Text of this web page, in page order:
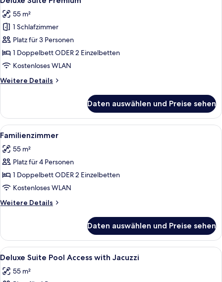
Fotos
für
Deluxe
Suite
Premium
anzeigen
55 m²
1 Schlafzimmer
Platz für 3 Personen
1 Doppelbett ODER 2 Einzelbetten
Kostenloses WLAN
Weitere Details
Weitere
Suite
Premium
Daten auswählen und Preise sehen
Alle
Fotos
für
Familienzimmer
anzeigen
Ein modernes Hotelzimmer mit
8
Familienzimmer
55 m²
Platz für 4 Personen
1 Doppelbett ODER 2 Einzelbetten
Kostenloses WLAN
Weitere Details
Weitere
Daten auswählen und Preise sehen
Alle
Fotos
für
Ein modernes Hotel mit
9
Deluxe Suite Pool Access with Jacuzzi
55 m²